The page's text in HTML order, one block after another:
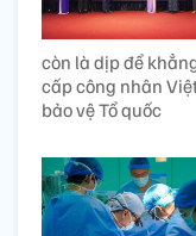
còn là dịp để
cấp công nhân
bảo vệ Tổ quốc